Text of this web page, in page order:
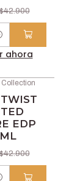
ahora
EDP